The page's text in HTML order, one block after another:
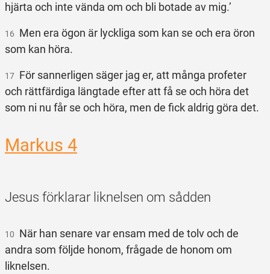
hjärta och inte vända om och bli botade av mig.’
16 Men era ögon är lyckliga som kan se och era öron
som kan höra.
17 För sannerligen säger jag er, att många profeter
och rättfärdiga längtade efter att få se och höra det
som ni nu får se och höra, men de fick aldrig göra det.
Markus 4
Jesus förklarar liknelsen om sådden
10 När han senare var ensam med de tolv och de
andra som följde honom, frågade de honom om
liknelsen.